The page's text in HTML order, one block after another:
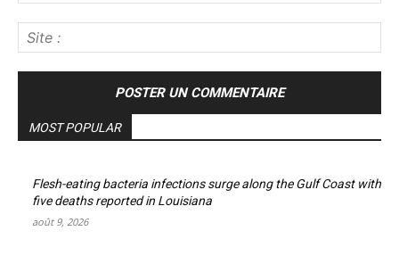
:
MOST POPULAR
Flesh-eating bacteria infections surge along the Gulf Coast with
five deaths reported in Louisiana
août 9, 2026